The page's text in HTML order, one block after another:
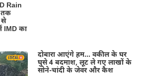
Rain
तक
से
IMD का
दोबारा आएंगे हम… वकील के घर
घुसे 4 बदमाश, लूट ले गए लाखों के
सोने-चांदी के जेवर और कैश